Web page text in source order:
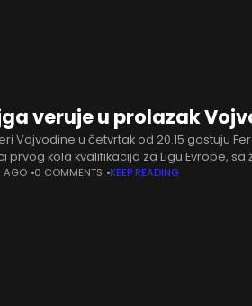
veruje u prolazak
Vojvodine u četvrtak od 20.15 gostuju
prvog kola kvalifikacija za Ligu Evrope,
iz prvog susreta. Novosađani su prošle
AGO 0 COMMENTS KEEP READING